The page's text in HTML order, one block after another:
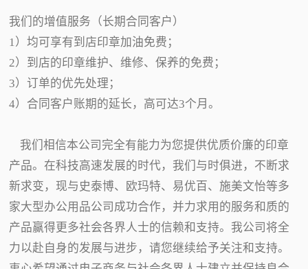
我们的增值服务（长期合同客户）
1）均可享有到店印章加油免费；
2）到店的印章维护、维修、保养的免费；
3）订单的优先处理；
4）合同客户账期的延长，高可达3个月。
我们相信本公司完全有能力为您提供优质价廉的印章
产品。在科技高速发展的时代，我们与时俱进，不断求
新求变，现与史泰博、欧玛特、易优百、施美文怡等多
家大型办公用品公司成功合作，并力求用的服务和质的
产品赢得更多社会各界人士的信赖和支持。我公司将全
力以赴自身的发展与进步，请您继续给予关注和支持。